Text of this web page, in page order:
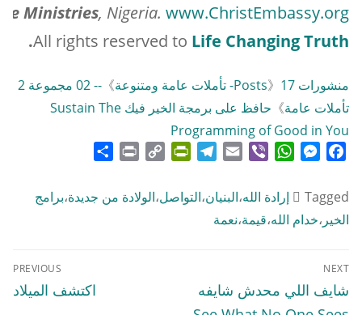
Ministries, Nigeria. www.ChristEmbassy.org
All rights reserved to Life Changing Truth
.
منشورات Posts 》 17- تأملات عامة ومتنوعة 》
-- 02 مجموعة 2
تأملات عامة》
حافظ على برمجة الخير فيك Sustain The
Programming of Good in You
Facebook
Messenger
WhatsApp
Viber
Email
Telegram
PrintFriendly
Copy
Print
Tagged إرادة الله،البنيان،التواصل،الولادة من جديدة،برامج
الخير ،خدام الله،قيمة،نعمة
تصفّح
المقالات
PREVIOUS
Previous
اكتشف الميلاد
NEXT
Next
post:
شايف اللي محدش شايفه